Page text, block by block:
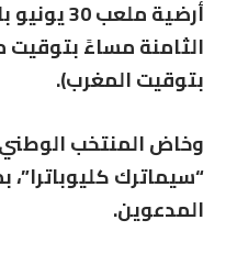
أرضية
الثامنة مساءً
بتوقيت المغرب).
وخاض المنتخب
“سيماترك كليوباترا”،
المدعوين.